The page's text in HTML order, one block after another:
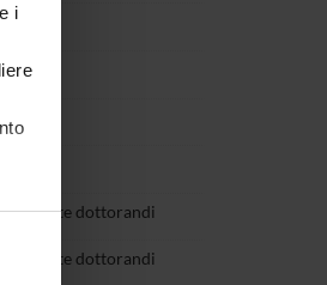
i
dottorandi
dottorandi